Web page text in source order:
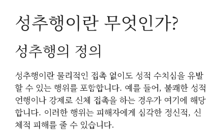
성추행이란 무엇인가?
성추행의 정의
성추행이란 물리적인 접촉 없이도 성적 수치심을 유발
할 수 있는 행위를 포함합니다. 예를 들어, 불쾌한 성적
언행이나 강제로 신체 접촉을 하는 경우가 여기에 해당
합니다. 이러한 행위는 피해자에게 심각한 정신적, 신
체적 피해를 줄 수 있습니다.